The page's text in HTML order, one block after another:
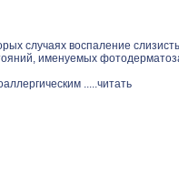
случаях воспаление
именуемых
.....читать